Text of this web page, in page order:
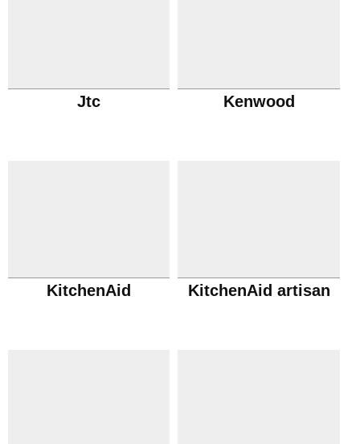
Jtc Kenwood
KitchenAid KitchenAid artisan